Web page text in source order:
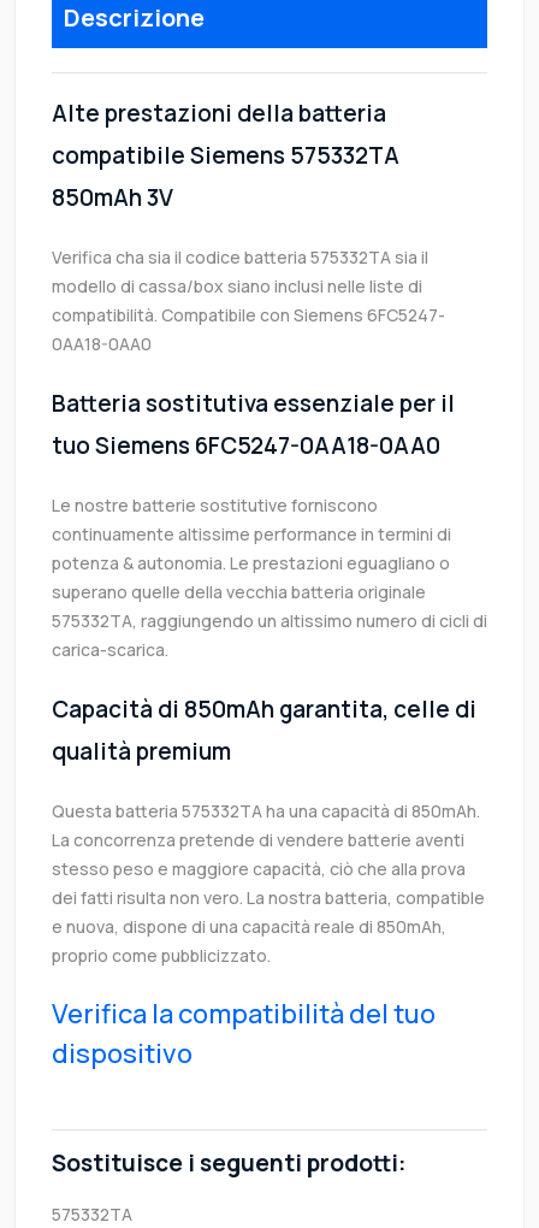
Descrizione
Alte prestazioni della batteria
compatibile Siemens 575332TA
850mAh 3V
Verifica cha sia il codice batteria 575332TA sia il
modello di cassa/box siano inclusi nelle liste di
compatibilità. Compatibile con Siemens 6FC5247-
0AA18-0AA0
Batteria sostitutiva essenziale per il
tuo Siemens 6FC5247-0AA18-0AA0
Le nostre batterie sostitutive forniscono
continuamente altissime performance in termini di
potenza & autonomia. Le prestazioni eguagliano o
superano quelle della vecchia batteria originale
575332TA, raggiungendo un altissimo numero di cicli di
carica-scarica.
Capacità di 850mAh garantita, celle di
qualità premium
Questa batteria 575332TA ha una capacità di 850mAh.
La concorrenza pretende di vendere batterie aventi
stesso peso e maggiore capacità, ciò che alla prova
dei fatti risulta non vero. La nostra batteria, compatible
e nuova, dispone di una capacità reale di 850mAh,
proprio come pubblicizzato.
Verifica la compatibilità del tuo
dispositivo
Sostituisce i seguenti prodotti:
575332TA